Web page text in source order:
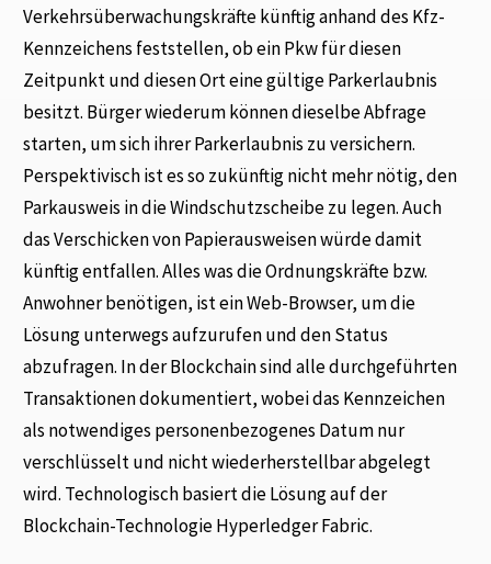
Verkehrsüberwachungskräfte künftig anhand des Kfz-
Kennzeichens feststellen, ob ein Pkw für diesen
Zeitpunkt und diesen Ort eine gültige Parkerlaubnis
besitzt. Bürger wiederum können dieselbe Abfrage
starten, um sich ihrer Parkerlaubnis zu versichern.
Perspektivisch ist es so zukünftig nicht mehr nötig, den
Parkausweis in die Windschutzscheibe zu legen. Auch
das Verschicken von Papierausweisen würde damit
künftig entfallen. Alles was die Ordnungskräfte bzw.
Anwohner benötigen, ist ein Web-Browser, um die
Lösung unterwegs aufzurufen und den Status
abzufragen. In der Blockchain sind alle durchgeführten
Transaktionen dokumentiert, wobei das Kennzeichen
als notwendiges personenbezogenes Datum nur
verschlüsselt und nicht wiederherstellbar abgelegt
wird. Technologisch basiert die Lösung auf der
Blockchain-Technologie Hyperledger Fabric.